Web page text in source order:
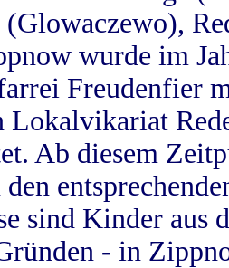
wurde im
Freudenfier
Lokalvikariat
Ab diesem
sind Kinder aus
- in